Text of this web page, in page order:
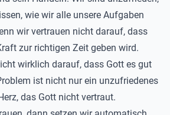
wie wir alle unsere Aufgaben
wir vertrauen nicht darauf, dass
zur richtigen Zeit geben wird.
wirklich darauf, dass Gott es gut
ist nicht nur ein unzufriedenes
das Gott nicht vertraut.